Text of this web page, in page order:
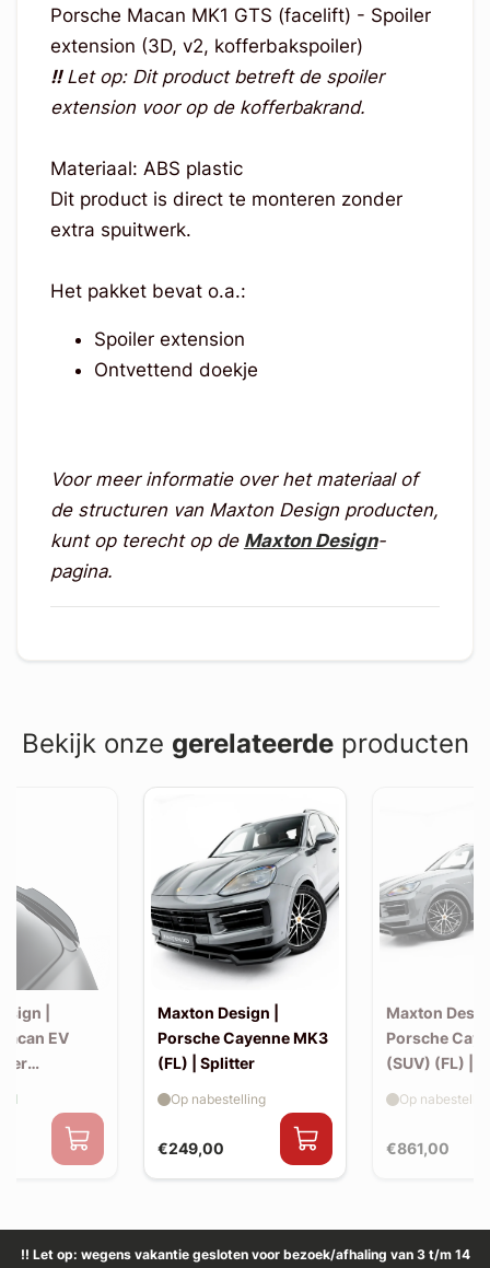
Porsche Macan MK1 GTS (facelift) - Spoiler
extension (3D, v2, kofferbakspoiler)
!!Let op: Dit product betreft de spoiler
extension voor op de kofferbakrand.
Materiaal: ABS plastic
Dit product is direct te monteren zonder
extra spuitwerk.
Het pakket bevat o.a.:
Spoiler extension
Ontvettend doekje
Voor meer informatie over het materiaal of
de structuren van Maxton Design producten,
kunt op terecht op de Maxton Design-
pagina.
Bekijk onze gerelateerdeproducten
|
EV
Maxton Design |
Porsche Cayenne MK3
(FL) | Splitter
€249,00
Op nabestelling
Maxton
Porsche
(SUV) (FL) |
€861,00
Op
!! Let op: wegens vakantie gesloten voor bezoek/afhaling van 3 t/m 14